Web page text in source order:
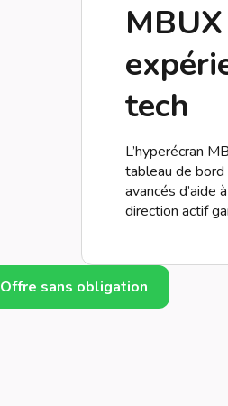
tech
L’hyperécran
tableau de
avancés d’aide
direction actif
Offre sans obligation